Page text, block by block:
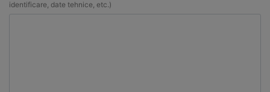
identificare, date tehnice, etc.)